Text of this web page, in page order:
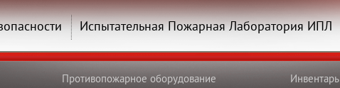
Испытательная Пожарная Лаборатория ИПЛ
Противопожарное оборудование
Инвентарь